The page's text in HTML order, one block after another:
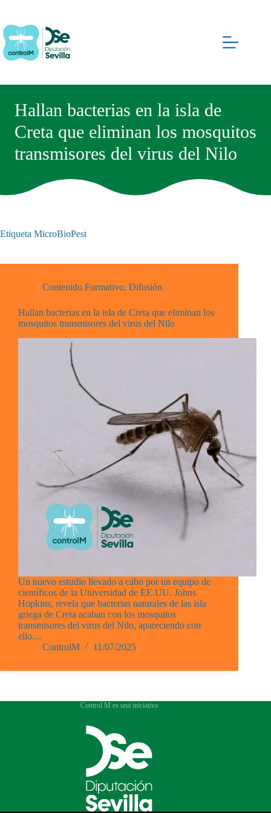
contenido
Hallan bacterias en la isla de
Creta que eliminan los mosquitos
transmisores del virus del Nilo
Etiqueta MicroBioPest
Contenido Formativo, Difusión
Hallan bacterias en la isla de Creta que eliminan los
mosquitos transmisores del virus del Nilo
Un nuevo estudio llevado a cabo por un equipo de
científicos de la Universidad de EE.UU. Johns
Hopkins, revela que bacterias naturales de las isla
griega de Creta acaban con los mosquitos
transmisores del virus del Nilo, apareciendo con
ello…
ControlM
11/07/2025
Control M es una iniciativa